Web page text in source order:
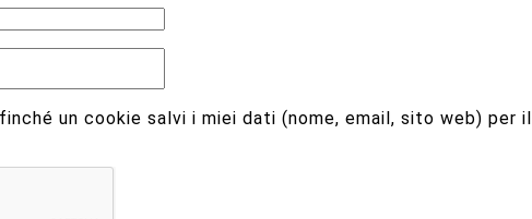
un cookie salvi i miei dati (nome, email, sito web) per il